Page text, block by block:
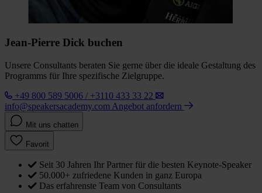
Jean-Pierre Dick buchen
Unsere Consultants beraten Sie gerne über die ideale Gestaltung des
Programms für Ihre spezifische Zielgruppe.
+49 800 589 5006 / +3110 433 33 22
info@speakersacademy.com Angebot anfordern
Mit uns chatten
Favorit
Seit 30 Jahren Ihr Partner für die besten Keynote-Speaker
50.000+ zufriedene Kunden in ganz Europa
Das erfahrenste Team von Consultants